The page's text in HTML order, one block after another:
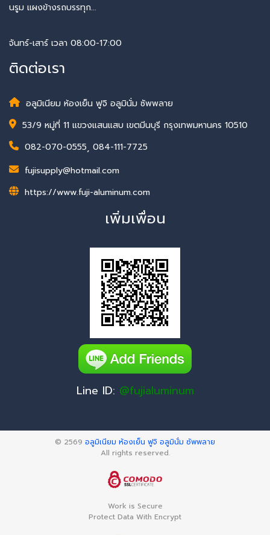
นรูม แผงข้างรถบรรทุก...
จันทร์-เสาร์ เวลา 08:00-17:00
ติดต่อเรา
อลูมิเนียม ห้องเย็น ฟูจิ อลูมินั่ม ซัพพลาย
53/9 หมู่ที่ 11 แขวงแสนแสบ เขตมีนบุรี กรุงเทพมหานคร 10510
082-070-0555, 084-111-7725
fujisupply@hotmail.com
https://www.fuji-aluminum.com
เพิ่มเพื่อน
Line ID: @fujialuminum
© 2569 อลูมิเนียม ห้องเย็น ฟูจิ อลูมินั่ม ซัพพลาย
All rights reserved.
Work is Secure
Protect Data With Encrypt